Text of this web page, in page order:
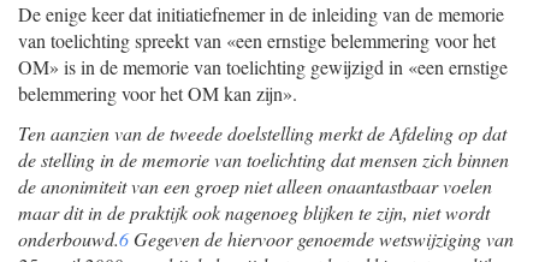
De enige keer dat initiatiefnemer in de inleiding van de memorie
van toelichting spreekt van «een ernstige belemmering voor het
OM» is in de memorie van toelichting gewijzigd in «een ernstige
belemmering voor het OM kan zijn».
Ten aanzien van de tweede doelstelling merkt de Afdeling op dat
de stelling in de memorie van toelichting dat mensen zich binnen
de anonimiteit van een groep niet alleen onaantastbaar voelen
maar dit in de praktijk ook nagenoeg blijken te zijn, niet wordt
onderbouwd.6Gegeven de hiervoor genoemde wetswijziging van